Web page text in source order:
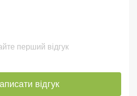
перший відгук
відгук